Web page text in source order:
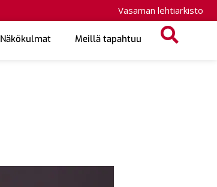
Vasaman lehtiarkisto
Näkökulmat Meillä tapahtuu